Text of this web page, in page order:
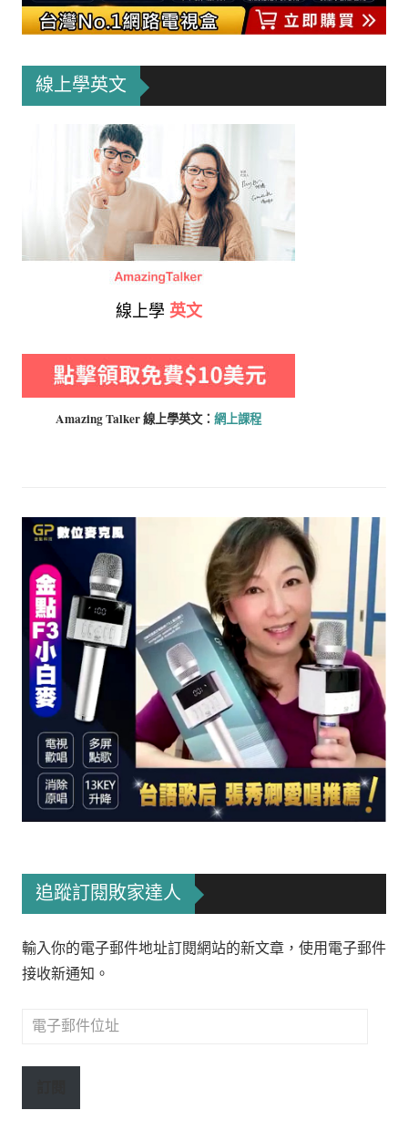
線上學英文
線上學 英文
Amazing Talker 線上學英文： 網上課程
追蹤訂閱敗家達人
輸入你的電子郵件地址訂閱網站的新文章，使用電子郵件
接收新通知。
電
郵